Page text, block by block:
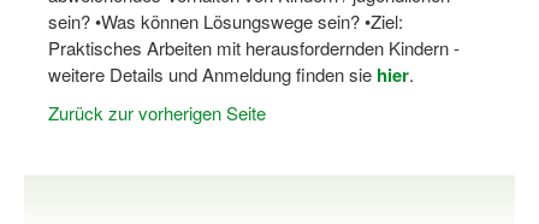
Qualifizierung
sein? •Was können Lösungswege sein? •Ziel:
Praktisches Arbeiten mit herausfordernden Kindern -
weitere Details und Anmeldung finden sie hier.
Zurück zur vorherigen Seite